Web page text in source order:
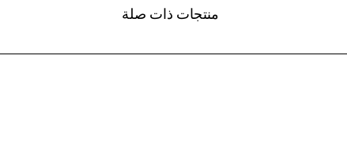
منتجات ذات صلة